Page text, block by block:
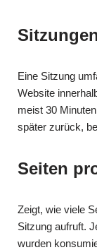
Eine Sitzung
Website
meist 30
später zurück,
Seiten
Zeigt, wie viele
Sitzung aufruft.
wurden